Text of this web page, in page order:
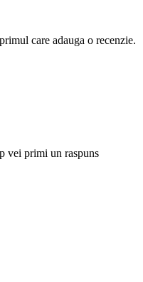
care adauga o recenzie.
vei primi un raspuns